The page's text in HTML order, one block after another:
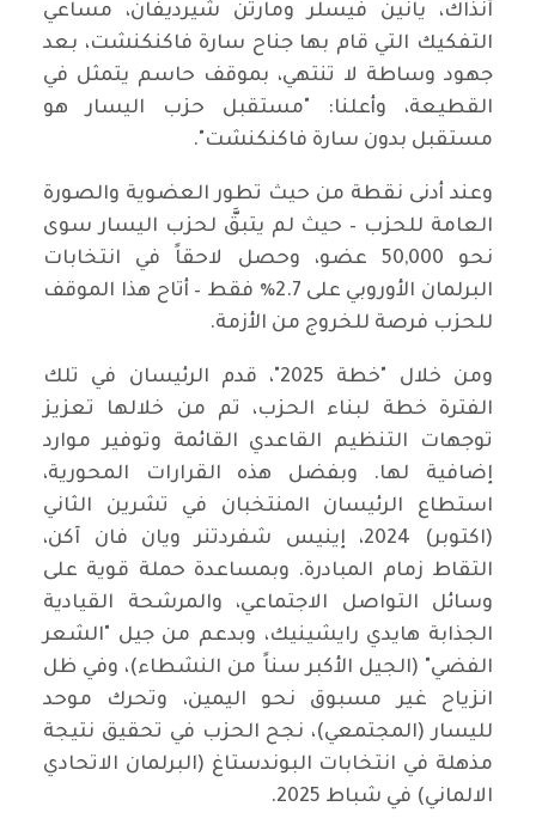
آنذاك، يانين فيسلر ومارتن شيرديفان، مساعي
التفكيك التي قام بها جناح سارة فاكنكنشت، بعد
جهود وساطة لا تنتهي، بموقف حاسم يتمثل في
القطيعة، وأعلنا: "مستقبل حزب اليسار هو
مستقبل بدون سارة فاكنكنشت".
وعند أدنى نقطة من حيث تطور العضوية والصورة
العامة للحزب – حيث لم يتبقَّ لحزب اليسار سوى
نحو 50,000 عضو، وحصل لاحقاً في انتخابات
البرلمان الأوروبي على 2.7٪ فقط – أتاح هذا الموقف
للحزب فرصة للخروج من الأزمة.
ومن خلال "خطة 2025"، قدم الرئيسان في تلك
الفترة خطة لبناء الحزب، تم من خلالها تعزيز
توجهات التنظيم القاعدي القائمة وتوفير موارد
إضافية لها. وبفضل هذه القرارات المحورية،
استطاع الرئيسان المنتخبان في تشرين الثاني
(اكتوبر) 2024، إينيس شفردتنر ويان فان آكن،
التقاط زمام المبادرة. وبمساعدة حملة قوية على
وسائل التواصل الاجتماعي، والمرشحة القيادية
الجذابة هايدي رايشينيك، وبدعم من جيل "الشعر
الفضي" (الجيل الأكبر سناً من النشطاء)، وفي ظل
انزياح غير مسبوق نحو اليمين، وتحرك موحد
لليسار (المجتمعي)، نجح الحزب في تحقيق نتيجة
مذهلة في انتخابات البوندستاغ (البرلمان الاتحادي
الالماني) في شباط 2025.